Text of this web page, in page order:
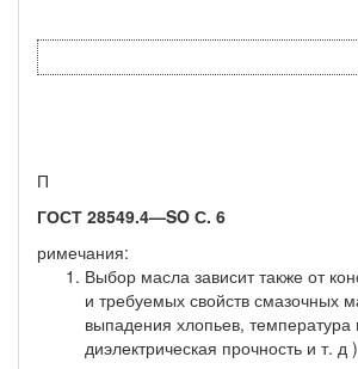
П
ГОСТ 28549.4—SO С. 6
римечания:
Выбор масла зависит также от
и требуемых свойств смазочных
выпадения хлопьев, температура
диэлектрическая прочность и т. д